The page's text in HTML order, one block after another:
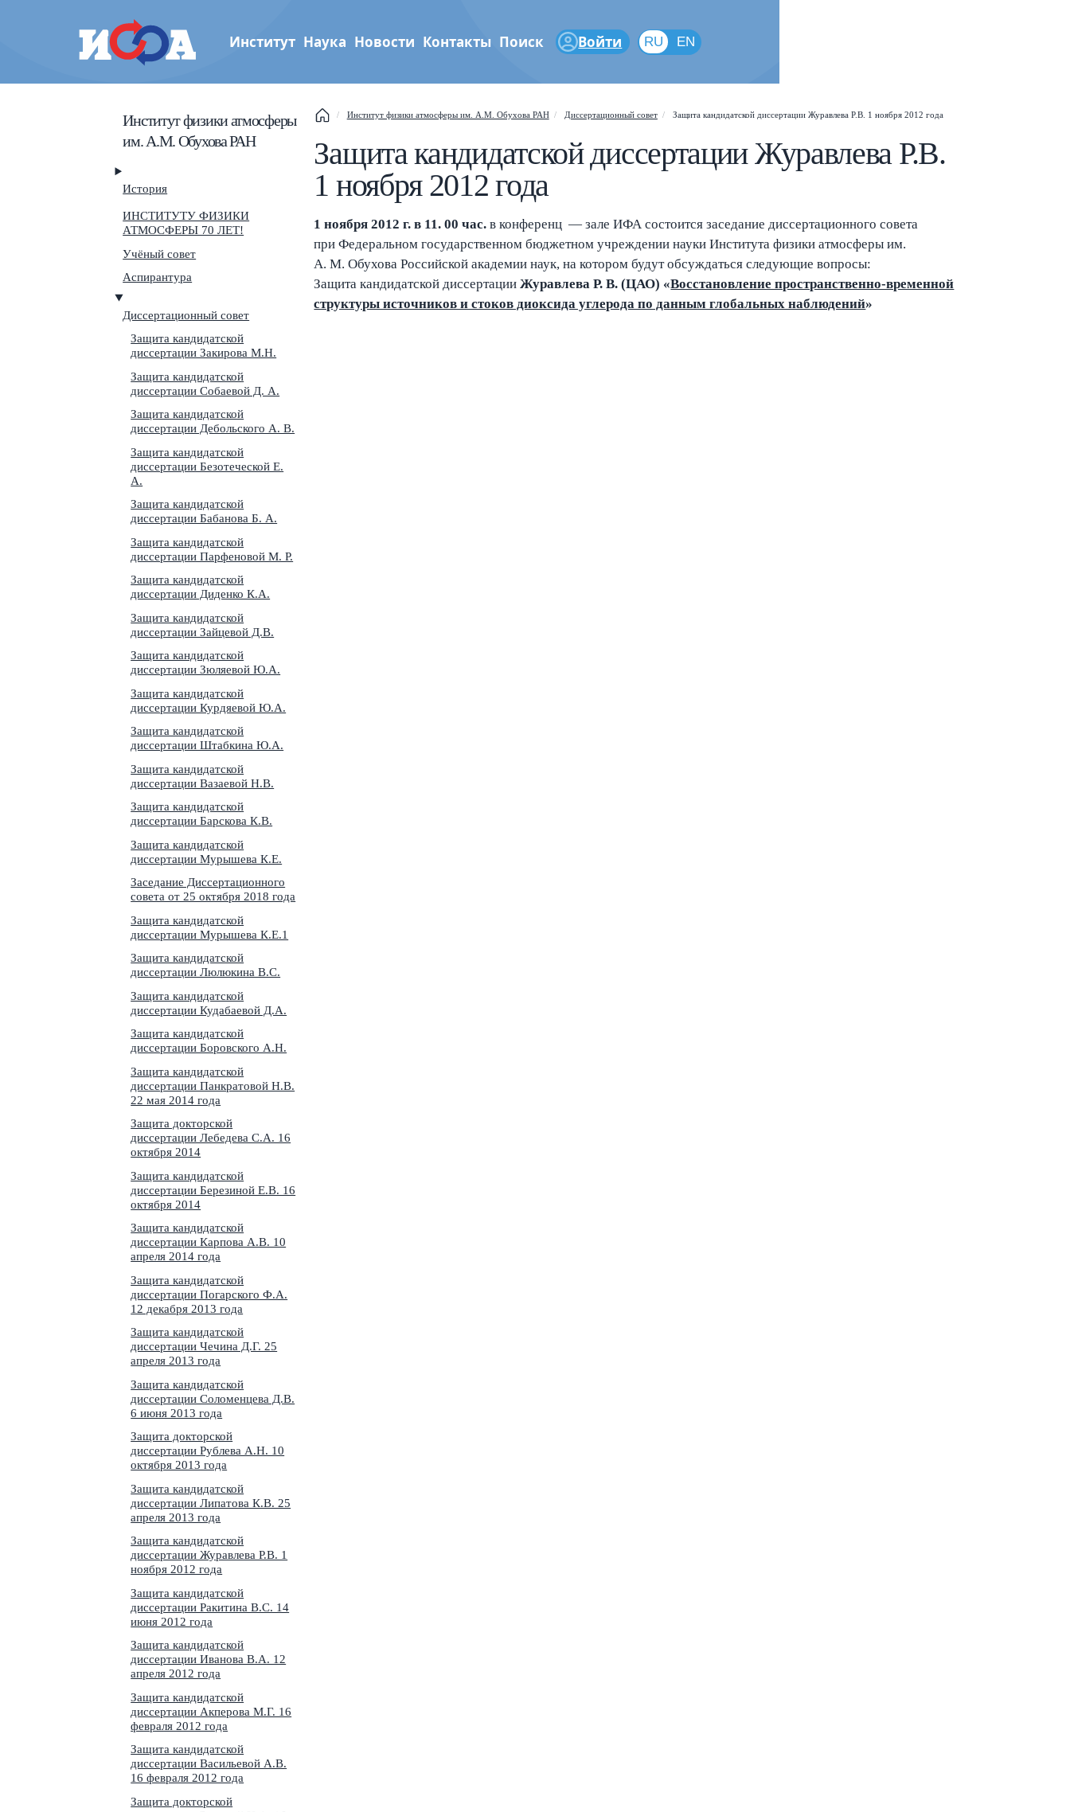
Институт физики атмосферы
им. А.М. Обухова РАН
Институт Наука Новости Контакты Поиск Войти RU EN
RU
Институт физики атмосферы
им. А.М. Обухова РАН
История
ИНСТИТУТУ ФИЗИКИ
АТМОСФЕРЫ 70 ЛЕТ!
Учёный совет
Аспирантура
Диссертационный совет
Защита кандидатской
диссертации Закирова М.Н.
Защита кандидатской
диссертации Собаевой Д. А.
Защита кандидатской
диссертации Дебольского А. В.
Защита кандидатской
диссертации Безотеческой Е.
А.
Защита кандидатской
диссертации Бабанова Б. А.
Защита кандидатской
диссертации Парфеновой М. Р.
Защита кандидатской
диссертации Диденко К.А.
Защита кандидатской
диссертации Зайцевой Д.В.
Защита кандидатской
диссертации Зюляевой Ю.А.
Защита кандидатской
диссертации Курдяевой Ю.А.
Защита кандидатской
диссертации Штабкина Ю.А.
Защита кандидатской
диссертации Вазаевой Н.В.
Защита кандидатской
диссертации Барскова К.В.
Защита кандидатской
диссертации Мурышева К.Е.
Заседание Диссертационного
совета от 25 октября 2018 года
Защита кандидатской
диссертации Мурышева К.Е.1
Защита кандидатской
диссертации Люлюкина В.С.
Защита кандидатской
диссертации Кудабаевой Д.А.
Защита кандидатской
диссертации Боровского А.Н.
Защита кандидатской
диссертации Панкратовой Н.В.
22 мая 2014 года
Защита докторской
диссертации Лебедева С.А. 16
октября 2014
Защита кандидатской
диссертации Березиной Е.В. 16
октября 2014
Защита кандидатской
диссертации Карпова А.В. 10
апреля 2014 года
Защита кандидатской
диссертации Погарского Ф.А.
12 декабря 2013 года
Защита кандидатской
диссертации Чечина Д.Г. 25
апреля 2013 года
Защита кандидатской
диссертации Соломенцева Д.В.
6 июня 2013 года
Защита докторской
диссертации Рублева А.Н. 10
октября 2013 года
Защита кандидатской
диссертации Липатова К.В. 25
апреля 2013 года
Защита кандидатской
диссертации Журавлева Р.В. 1
ноября 2012 года
Защита кандидатской
диссертации Ракитина В.С. 14
июня 2012 года
Защита кандидатской
диссертации Иванова В.А. 12
апреля 2012 года
Защита кандидатской
диссертации Акперова М.Г. 16
февраля 2012 года
Защита кандидатской
диссертации Васильевой А.В.
16 февраля 2012 года
Защита докторской
Институт физики атмосферы им. А.М. Обухова РАН Диссертационный совет Защита кандидатской диссертации Журавлева Р.В. 1 ноября 2012 года
Защита кандидатской диссертации Журавлева Р.В.
1 ноября 2012 года
1 ноября 2012 г. в 11. 00 час. в конференц — зале ИФА состоится заседание диссертационного совета
при Федеральном государственном бюджетном учреждении науки Института физики атмосферы им.
А. М. Обухова Российской академии наук, на котором будут обсуждаться следующие вопросы:
Защита кандидатской диссертацииЖуравлева Р. В. (ЦАО) «Восстановление пространственно-временной
структуры источников и стоков диоксида углерода по данным глобальных наблюдений»
This help popup Shift + ?
Search popup /
Navigate posts ← →